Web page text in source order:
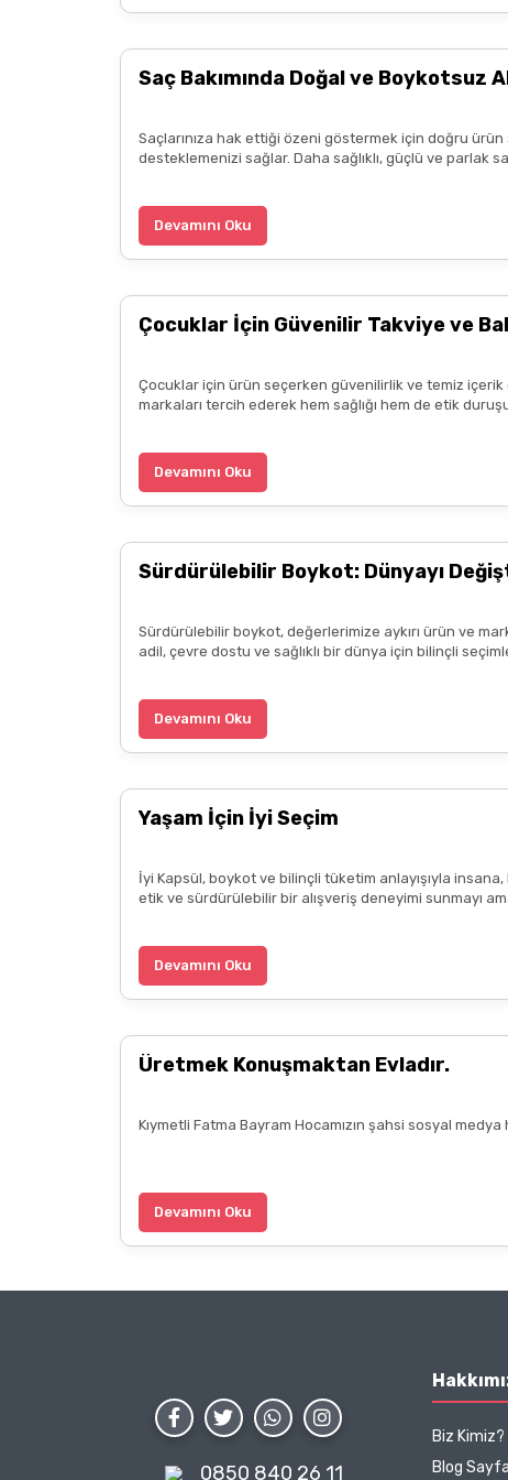
k... ö... | 20/05/2025
3.alışverişim çok memnunum boykot
ürün hakkında detaylı bilgiler hızlı kargo bütün
B... P... | 11/04/2025
diliyorum.
Zeynep Akgöz | 25/03/2025
teşekkür ediyorum. Herkesin emeğine sağlık :)
Zeynep Akgöz | 25/03/2025
Deneyimini Paylaş
Saç Bakımında Doğal ve
Saçlarınıza hak ettiği özeni göstermek için doğru ürün
desteklemenizi sağlar. Daha sağlıklı, güçlü ve parlak
Devamını Oku
Çocuklar İçin Güvenilir Takviye ve
Çocuklar için ürün seçerken güvenilirlik ve temiz
markaları tercih ederek hem sağlığı hem de etik
Devamını Oku
Sürdürülebilir Boykot: Dünyayı
Sürdürülebilir boykot, değerlerimize aykırı ürün ve
adil, çevre dostu ve sağlıklı bir dünya için bilinçli
Devamını Oku
Yaşam İçin İyi Seçim
İyi Kapsül, boykot ve bilinçli tüketim anlayışıyla
etik ve sürdürülebilir bir alışveriş deneyimi sunmayı
Devamını Oku
Üretmek Konuşmaktan Evladır.
Kıymetli Fatma Bayram Hocamızın şahsi sosyal medya
Devamını Oku
0850 840 26 11
Biz Kimiz?
Blog